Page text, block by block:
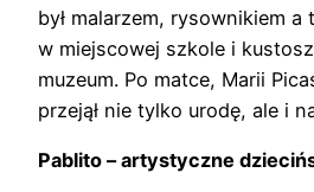
był malarzem, rysownikiem a
w miejscowej szkole i
muzeum. Po matce, Marii
przejął nie tylko urodę, ale i
Pablito –artystyczne